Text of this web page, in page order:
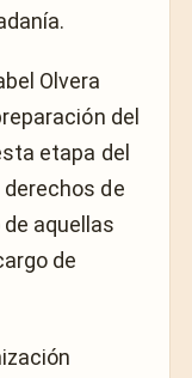
Olvera
del
etapa del
de
aquellas
de